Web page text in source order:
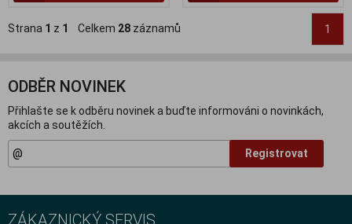
Strana 1 z 1 Celkem 28 záznamů 1
ODBĚR NOVINEK
Přihlašte se k odběru novinek a buďte informováni o novinkách,
akcích a soutěžích.
Registrovat
ZÁKAZNICKÝ SERVIS